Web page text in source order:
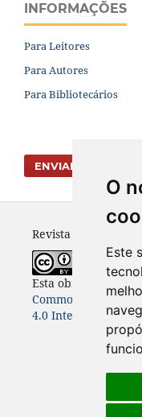
O
Este
INFORMAÇÕES
Para Leitores
Para Autores
Para Bibliotecários
ENVIAR SUBMISSÃO
Revista Vernáculo -
Esta obra está
Commons
4.0 Internacional.